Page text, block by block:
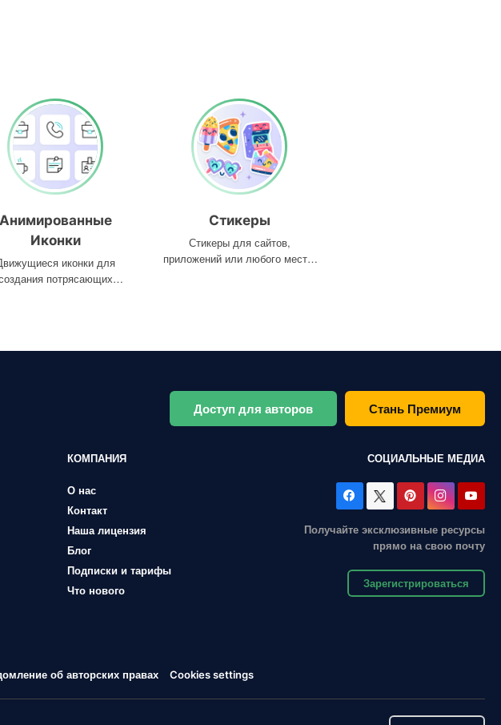
Анимированные
Иконки
иконки для
потрясающих
Стикеры
Стикеры для сайтов,
приложений или любого места,
Доступ для авторов Стань Премиум
КОМПАНИЯ
О нас
Контакт
Наша лицензия
Блог
Подписки и тарифы
Что нового
СОЦИАЛЬНЫЕ МЕДИА
Получайте эксклюзивные ресурсы
прямо на свою почту
Зарегистрироваться
об авторских правах Cookies settings